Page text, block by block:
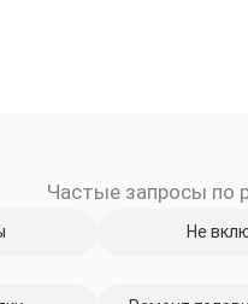
Частые запросы по
Не